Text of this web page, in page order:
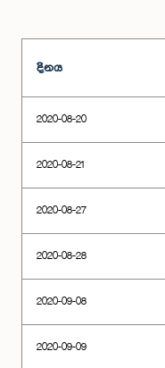
දිනය
2020-08-20
2020-08-21
2020-08-27
2020-08-28
2020-09-08
2020-09-09